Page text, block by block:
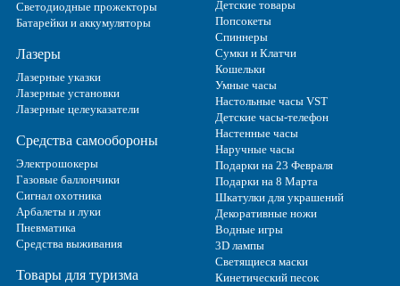
Светодиодные прожекторы
Батарейки и аккумуляторы
Лазеры
Лазерные указки
Лазерные установки
Лазерные целеуказатели
Средства самообороны
Электрошокеры
Газовые баллончики
Сигнал охотника
Арбалеты и луки
Пневматика
Средства выживания
Товары для туризма
Детские товары
Попсокеты
Спиннеры
Сумки и Клатчи
Кошельки
Умные часы
Настольные часы VST
Детские часы-телефон
Настенные часы
Наручные часы
Подарки на 23 Февраля
Подарки на 8 Марта
Шкатулки для украшений
Декоративные ножи
Водные игры
3D лампы
Светящиеся маски
Кинетический песок